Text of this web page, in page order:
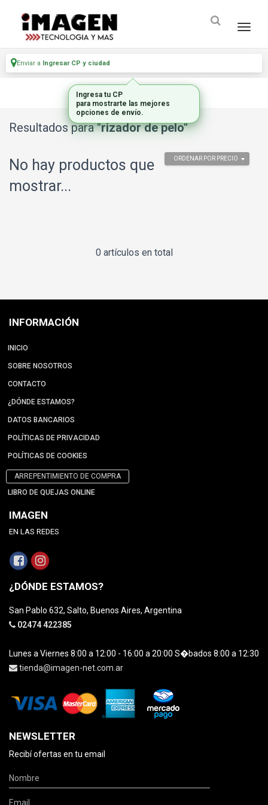
Enviar a Ingresar CP y ciudad
Resultados para"rizador de pelo"
ORDENAR POR PRECIO
No hay productos que
mostrar...
0 artículos en total
INFORMACIÓN
INICIO
SOBRE NOSOTROS
CONTACTO
¿DÓNDE ESTAMOS?
DATOS BANCARIOS
POLÍTICAS DE PRIVACIDAD
POLÍTICAS DE COOKIES
ARREPENTIMIENTO DE COMPRA
LIBRO DE QUEJAS ONLINE
IMAGEN
EN LAS REDES
¿DÓNDE ESTAMOS?
San Pablo 632, Salto, Buenos Aires, Argentina
02474 422385
Lunes a Viernes 8:00 a 12:00 - 16:00 a 20:00 S�bados 8:00 a 12:30
tienda@imagen-net.com.ar
NEWSLETTER
Recibí ofertas en tu email
Ingresa tu CP
para mostrarte las mejores
opciones de envío.